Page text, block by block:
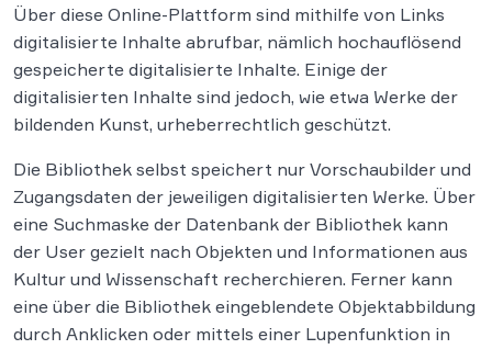
Über diese Online-Plattform sind mithilfe von Links
digitalisierte Inhalte abrufbar, nämlich hochauflösend
gespeicherte digitalisierte Inhalte. Einige der
digitalisierten Inhalte sind jedoch, wie etwa Werke der
bildenden Kunst, urheberrechtlich geschützt.
Die Bibliothek selbst speichert nur Vorschaubilder und
Zugangsdaten der jeweiligen digitalisierten Werke. Über
eine Suchmaske der Datenbank der Bibliothek kann
der User gezielt nach Objekten und Informationen aus
Kultur und Wissenschaft recherchieren. Ferner kann
eine über die Bibliothek eingeblendete Objektabbildung
durch Anklicken oder mittels einer Lupenfunktion in